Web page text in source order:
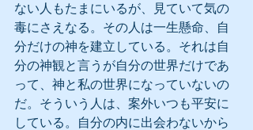
ない人もたまにいるが、見ていて気の
毒にさえなる。その人は一生懸命、自
分だけの神を建立している。それは自
分の神観と言うが自分の世界だけであ
って、神と私の世界になっていないの
だ。そういう人は、案外いつも平安に
している。自分の内に出会わないから